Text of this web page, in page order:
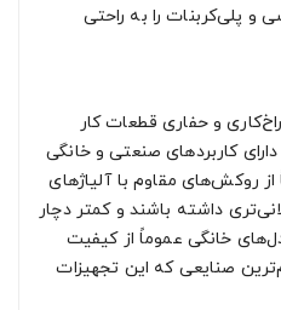
و پلی‌کربنات را به راحتی
و حفاری قطعات کار
کاربردهای صنعتی و خانگی
روکش‌های مقاوم با آلیاژهای
داشته باشند و کمتر دچار
خانگی عموماً از کیفیت
صنایعی که این تجهیزات